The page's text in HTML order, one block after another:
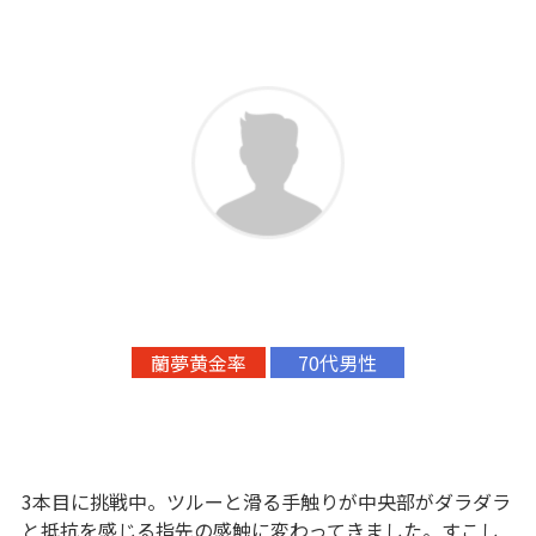
蘭夢黄金率 70代男性
3本目に挑戦中。ツルーと滑る手触りが中央部がダラダラ
と抵抗を感じる指先の感触に変わってきました。すこし